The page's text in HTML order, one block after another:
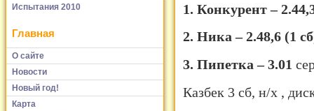
Испытания 2010
Главная
О сайте
Новости
Новый год!
Карта
1. Конкурент –
2. Ника – 2.48,6 (1
3. Пипетка – 3.01
Казбек 3 сб, н/х ,